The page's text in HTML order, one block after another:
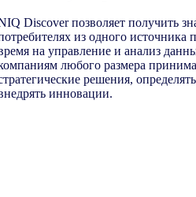
Discover позволяет получить
из одного источника
на управление и анализ
любого размера
решения,
инновации.